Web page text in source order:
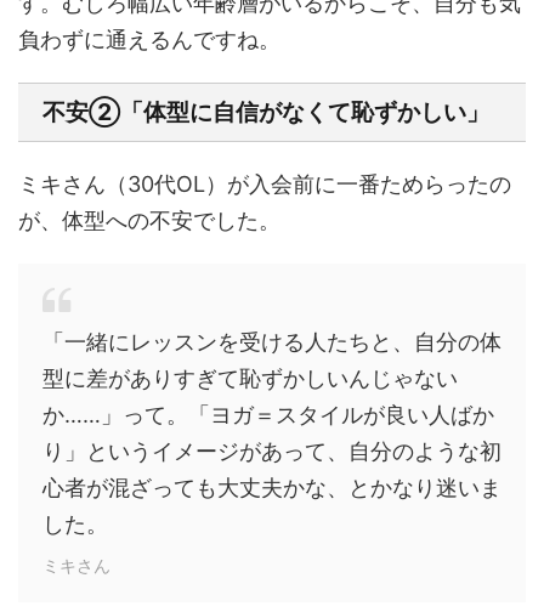
負わずに通えるんですね。
不安②「体型に自信がなくて恥ずかしい」
ミキさん（30代OL）が入会前に一番ためらったの
が、体型への不安でした。
「一緒にレッスンを受ける人たちと、自分の体
型に差がありすぎて恥ずかしいんじゃない
か……」って。「ヨガ＝スタイルが良い人ばか
り」というイメージがあって、自分のような初
心者が混ざっても大丈夫かな、とかなり迷いま
した。
ミキさん